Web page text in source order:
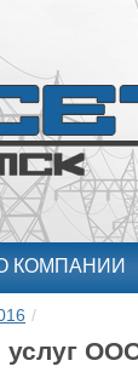
КОМПАНИИ
/